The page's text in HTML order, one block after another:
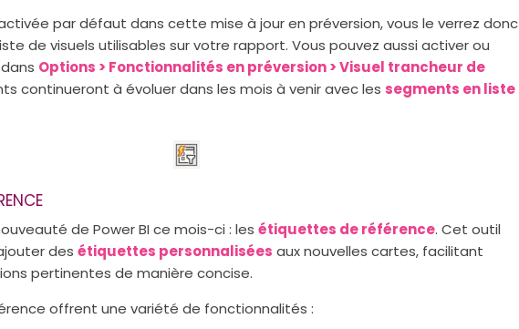
par défaut dans cette mise à jour en préversion, vous le verrez donc
de visuels utilisables sur votre rapport. Vous pouvez aussi activer ou
Options > Fonctionnalités en préversion > Visuel trancheur de
continueront à évoluer dans les mois à venir avec les segments en liste
de Power BI ce mois-ci : les étiquettes de référence. Cet outil
des étiquettes personnalisées aux nouvelles cartes, facilitant
pertinentes de manière concise.
offrent une variété de fonctionnalités :